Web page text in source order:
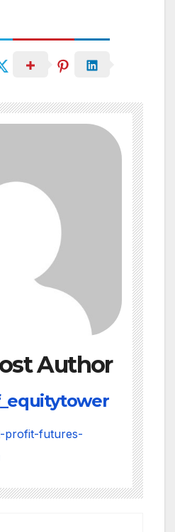
Author
profit-futures-